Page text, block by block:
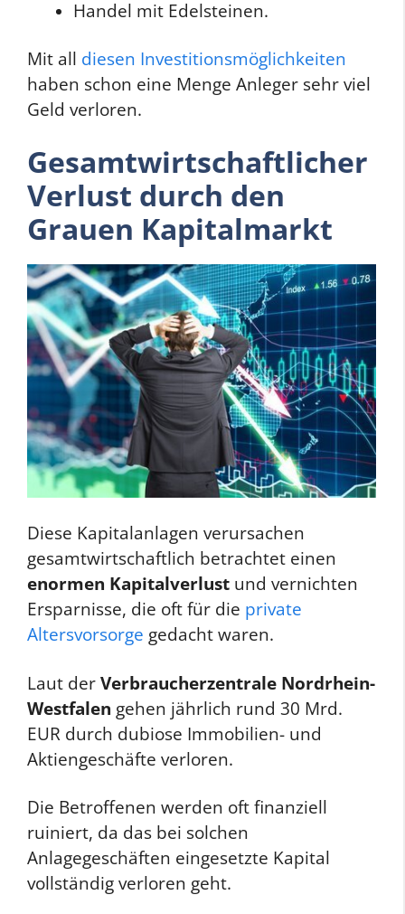
Handel mit Edelsteinen.
Mit all diesen Investitionsmöglichkeiten
haben schon eine Menge Anleger sehr viel
Geld verloren.
Gesamtwirtschaftlicher
Verlust durch den
Grauen Kapitalmarkt
Diese Kapitalanlagen verursachen
gesamtwirtschaftlich betrachtet einen
enormen Kapitalverlust und vernichten
Ersparnisse, die oft für die private
Altersvorsorge gedacht waren.
Laut der Verbraucherzentrale Nordrhein-
Westfalen gehen jährlich rund 30 Mrd.
EUR durch dubiose Immobilien- und
Aktiengeschäfte verloren.
Die Betroffenen werden oft finanziell
ruiniert, da das bei solchen
Anlagegeschäften eingesetzte Kapital
vollständig verloren geht.